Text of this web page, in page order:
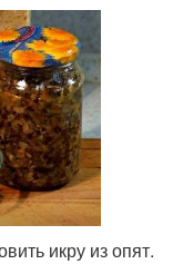
икру из опят.